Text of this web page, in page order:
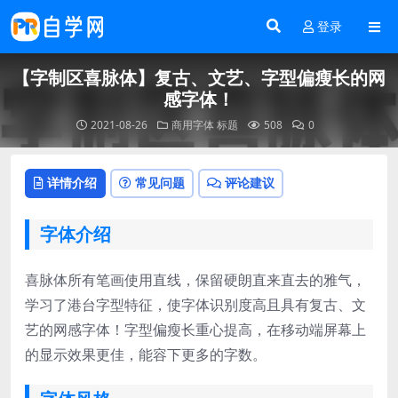
登录
【字制区喜脉体】复古、文艺、字型偏瘦长的网
感字体！
2021-08-26 商用字体标题 508 0
详情介绍 常见问题 评论建议
字体介绍
喜脉体所有笔画使用直线，保留硬朗直来直去的雅气，
学习了港台字型特征，使字体识别度高且具有复古、文
艺的网感字体！字型偏瘦长重心提高，在移动端屏幕上
的显示效果更佳，能容下更多的字数。